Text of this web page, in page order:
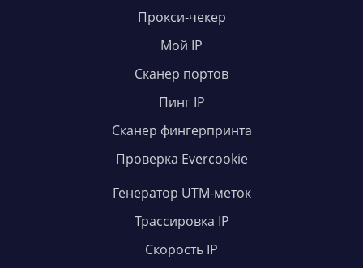
Прокси-чекер
Мой IP
Сканер портов
Пинг IP
Сканер фингерпринта
Проверка Evercookie
Генератор UTM-меток
Трассировка IP
Скорость IP